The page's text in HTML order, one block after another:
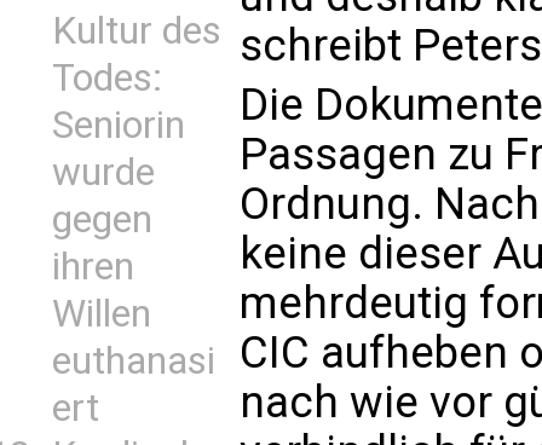
Kultur des
Todes:
Seniorin
wurde
gegen
ihren
Willen
euthanasi
ert
schreibt
Die
Passagen zu
Ordnung.
keine dieser
mehrdeutig
CIC aufheben
nach wie vor